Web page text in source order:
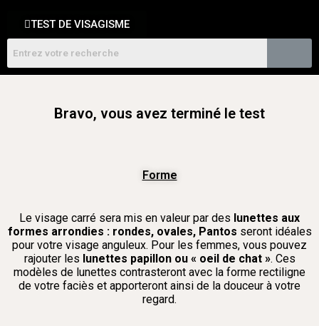
TEST DE VISAGISME
Bravo, vous avez terminé le test
Forme
Le visage carré sera mis en valeur par des lunettes aux
formes arrondies : rondes, ovales, Pantos seront idéales
pour votre visage anguleux. Pour les femmes, vous pouvez
rajouter les lunettes papillon ou « oeil de chat ». Ces
modèles de lunettes contrasteront avec la forme rectiligne
de votre faciès et apporteront ainsi de la douceur à votre
regard.